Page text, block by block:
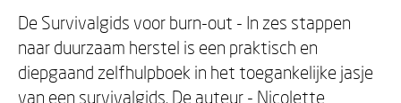
De Survivalgids voor burn-out - In zes stappen
naar duurzaam herstel is een praktisch en
diepgaand zelfhulpboek in het toegankelijke jasje
van een survivalgids. De auteur - Nicolette